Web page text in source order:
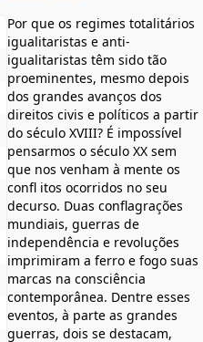
Por que os regimes totalitários
igualitaristas e anti-
igualitaristas têm sido tão
proeminentes, mesmo depois
dos grandes avanços dos
direitos civis e políticos a partir
do século XVIII? É impossível
pensarmos o século XX sem
que nos venham à mente os
confl itos ocorridos no seu
decurso. Duas conflagrações
mundiais, guerras de
independência e revoluções
imprimiram a ferro e fogo suas
marcas na consciência
contemporânea. Dentre esses
eventos, à parte as grandes
guerras, dois se destacam,